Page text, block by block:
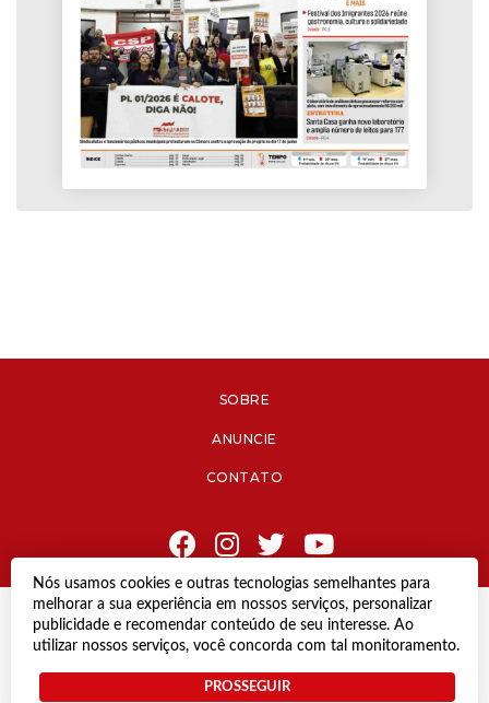
Nós usamos cookies e outras tecnologias semelhantes para
melhorar a sua experiência em nossos serviços, personalizar
publicidade e recomendar conteúdo de seu interesse. Ao
utilizar nossos serviços, você concorda com tal monitoramento.
PROSSEGUIR
SOBRE
ANUNCIE
CONTATO
© Copyright 2021 Diário de Jacareí.
Todos os direitos reservados.
Desenvolvido por
Termos e Políticas de Uso